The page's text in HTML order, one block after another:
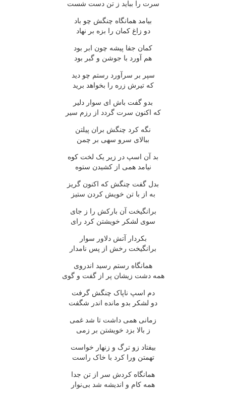
سرت را بباید ز تن دست شست
بیامد همانگاه چنگش چو باد
دو زاغ کمان را بزه بر نهاد
کمان جفا پیشه چون ابر بود
هم آورد با جوشن و گبر بود
سپر بر سرآورد رستم چو دید
که تیرش زره را بخواهد برید
بدو گفت باش ای سوار دلیر
که اکنون سرت گردد از رزم سیر
نگه کرد چنگش بران پیلتن
ببالای سرو سهی بر چمن
بد آن اسپ در زیر یک لخت کوه
نیامد همی از کشیدن ستوه
بدل گفت چنگش که اکنون گریز
به از با تن خویش کردن ستیز
برانگیخت آن بارکش را ز جای
سوی لشکر خویشتن کرد رای
بکردار آتش دلاور سوار
برانگیخت رخش از پس نامدار
همانگاه رستم رسید اندروی
همه دشت زیشان پر از گفت و گوی
دم اسپ ناپاک چنگش گرفت
دو لشکر بدو مانده اندر شگفت
زمانی همی داشت تا شد غمی
ز بالا بزد خویشتن بر زمی
بیفتاد زو ترگ و زنهار خواست
تهمتن ورا کرد با خاک راست
همانگاه کردش سر از تن جدا
همه کام و اندیشه شد بی‌نوار